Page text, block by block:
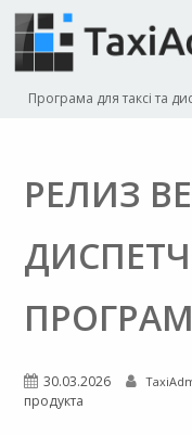
Програма для таксі та
РЕЛИЗ
30.03.2026
продукта